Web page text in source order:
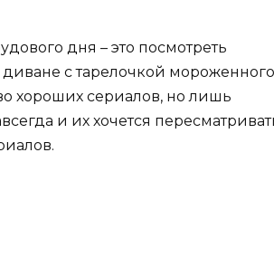
дня – это посмотреть
с тарелочкой мороженного
хороших сериалов, но лишь
и их хочется